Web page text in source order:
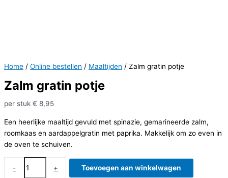
Home / Online bestellen / Maaltijden / Zalm gratin potje
Zalm gratin potje
per stuk € 8,95
Een heerlijke maaltijd gevuld met spinazie, gemarineerde zalm,
roomkaas en aardappelgratin met paprika. Makkelijk om zo even in
de oven te schuiven.
-
gratin
+ Toevoegen aan winkelwagen